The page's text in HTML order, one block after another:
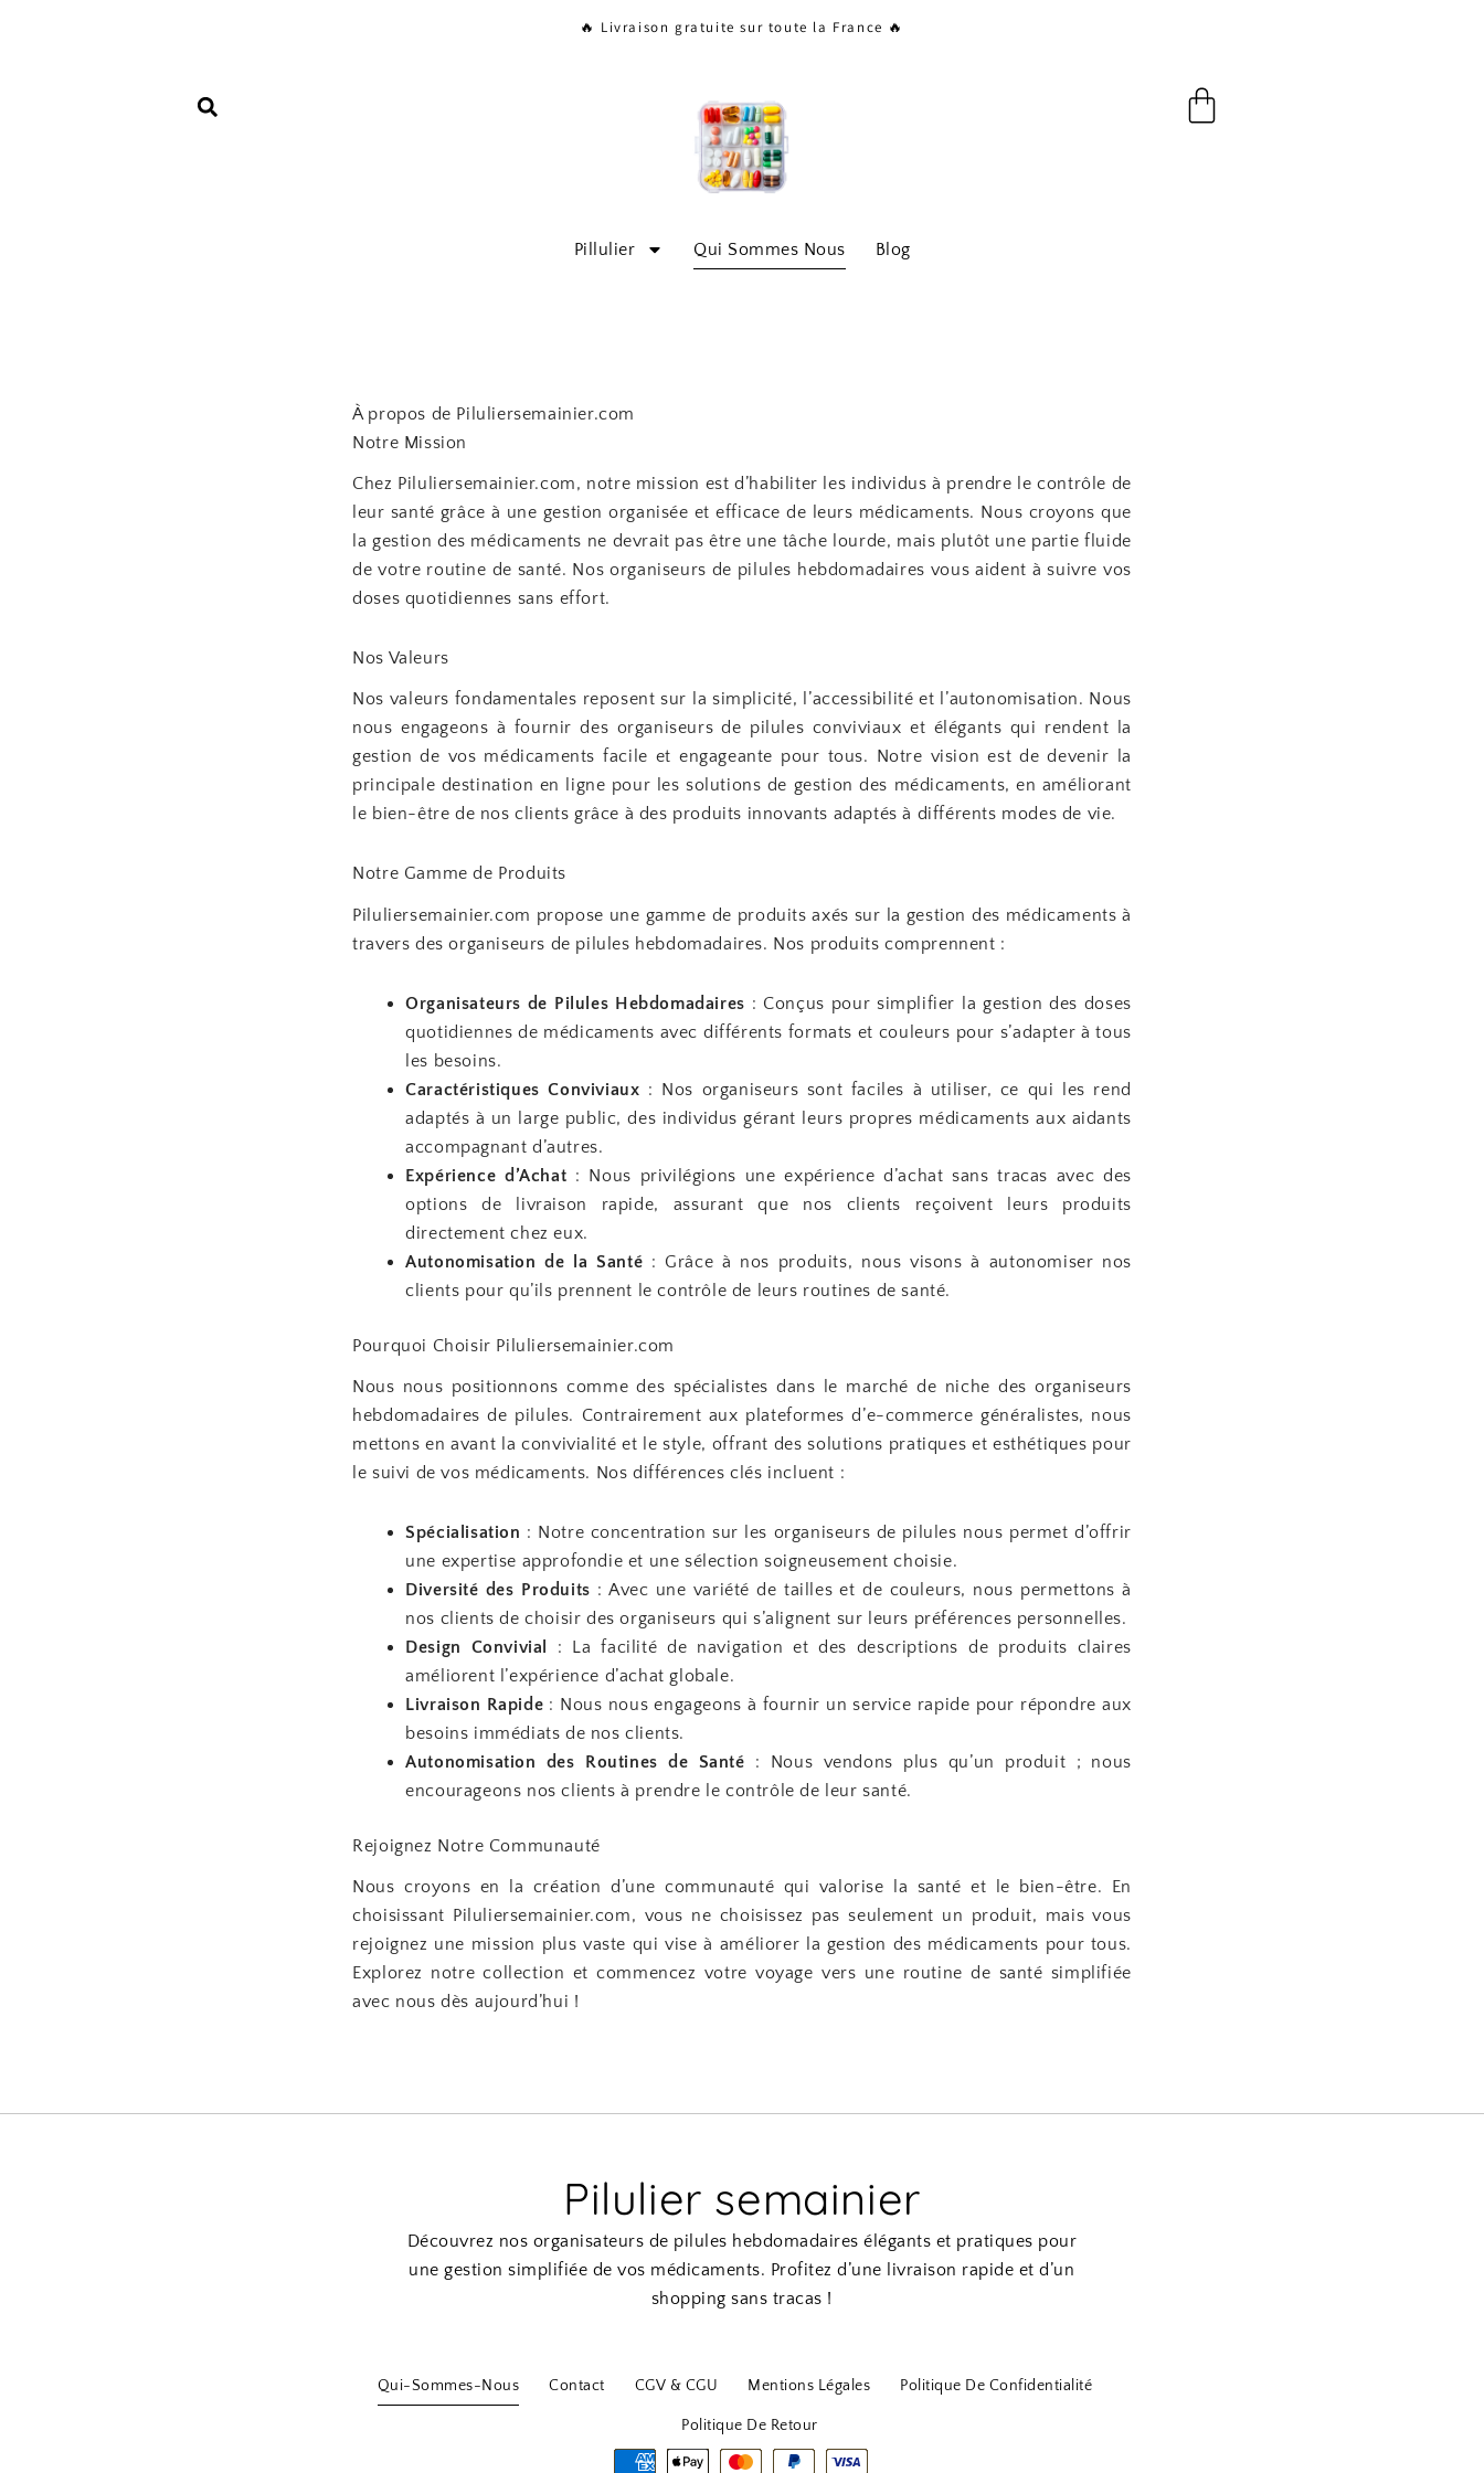
🔥 Livraison gratuite sur toute la France 🔥
Panier
Pillulier Qui Sommes Nous Blog
À propos de Piluliersemainier.com
Notre Mission
Chez Piluliersemainier.com, notre mission est d’habiliter les individus à prendre le contrôle de
leur santé grâce à une gestion organisée et efficace de leurs médicaments. Nous croyons que
la gestion des médicaments ne devrait pas être une tâche lourde, mais plutôt une partie fluide
de votre routine de santé. Nos organiseurs de pilules hebdomadaires vous aident à suivre vos
doses quotidiennes sans effort.
Nos Valeurs
Nos valeurs fondamentales reposent sur la simplicité, l’accessibilité et l’autonomisation. Nous
nous engageons à fournir des organiseurs de pilules conviviaux et élégants qui rendent la
gestion de vos médicaments facile et engageante pour tous. Notre vision est de devenir la
principale destination en ligne pour les solutions de gestion des médicaments, en améliorant
le bien-être de nos clients grâce à des produits innovants adaptés à différents modes de vie.
Notre Gamme de Produits
Piluliersemainier.com propose une gamme de produits axés sur la gestion des médicaments à
travers des organiseurs de pilules hebdomadaires. Nos produits comprennent :
Organisateurs de Pilules Hebdomadaires : Conçus pour simplifier la gestion des doses
quotidiennes de médicaments avec différents formats et couleurs pour s’adapter à tous
les besoins.
Caractéristiques Conviviaux : Nos organiseurs sont faciles à utiliser, ce qui les rend
adaptés à un large public, des individus gérant leurs propres médicaments aux aidants
accompagnant d’autres.
Expérience d’Achat : Nous privilégions une expérience d’achat sans tracas avec des
options de livraison rapide, assurant que nos clients reçoivent leurs produits
directement chez eux.
Autonomisation de la Santé : Grâce à nos produits, nous visons à autonomiser nos
clients pour qu’ils prennent le contrôle de leurs routines de santé.
Pourquoi Choisir Piluliersemainier.com
Nous nous positionnons comme des spécialistes dans le marché de niche des organiseurs
hebdomadaires de pilules. Contrairement aux plateformes d’e-commerce généralistes, nous
mettons en avant la convivialité et le style, offrant des solutions pratiques et esthétiques pour
le suivi de vos médicaments. Nos différences clés incluent :
Spécialisation : Notre concentration sur les organiseurs de pilules nous permet d’offrir
une expertise approfondie et une sélection soigneusement choisie.
Diversité des Produits : Avec une variété de tailles et de couleurs, nous permettons à
nos clients de choisir des organiseurs qui s’alignent sur leurs préférences personnelles.
Design Convivial
: La facilité de navigation et des descriptions de produits claires
améliorent l’expérience d’achat globale.
Livraison Rapide : Nous nous engageons à fournir un service rapide pour répondre aux
besoins immédiats de nos clients.
Autonomisation des Routines de Santé : Nous vendons plus qu’un produit ; nous
encourageons nos clients à prendre le contrôle de leur santé.
Rejoignez Notre Communauté
Nous croyons en la création d’une communauté qui valorise la santé et le bien-être. En
choisissant Piluliersemainier.com, vous ne choisissez pas seulement un produit, mais vous
rejoignez une mission plus vaste qui vise à améliorer la gestion des médicaments pour tous.
Explorez notre collection et commencez votre voyage vers une routine de santé simplifiée
avec nous dès aujourd’hui !
Pilulier semainier
Découvrez nos organisateurs de pilules hebdomadaires élégants et pratiques pour
une gestion simplifiée de vos médicaments. Profitez d’une livraison rapide et d’un
shopping sans tracas !
Qui-Sommes-Nous Contact CGV & CGU Mentions Légales Politique De Confidentialité
Politique De Retour